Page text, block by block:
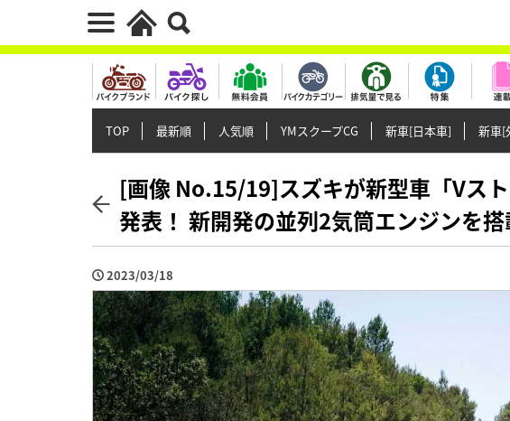
TOP 最新順 人気順 YMスクープCG 新車[日本車] 新車[
[画像 No.15/19]スズキが新型車「Vス
発表！ 新開発の並列2気筒エンジンを
2023/03/18